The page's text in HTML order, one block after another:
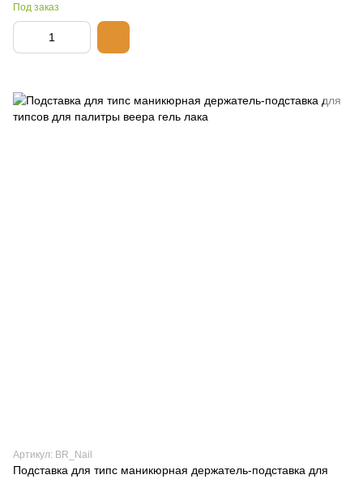
Под заказ
Артикул: BR_Nail
Подставка для типс маникюрная держатель-подставка для